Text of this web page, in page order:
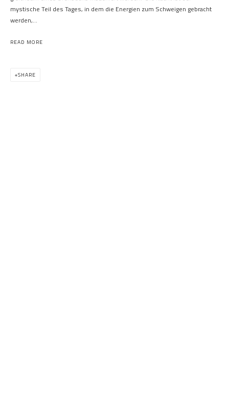
mystische Teil des Tages, in dem die Energien zum Schweigen gebracht
werden,...
READ MORE
SHARE